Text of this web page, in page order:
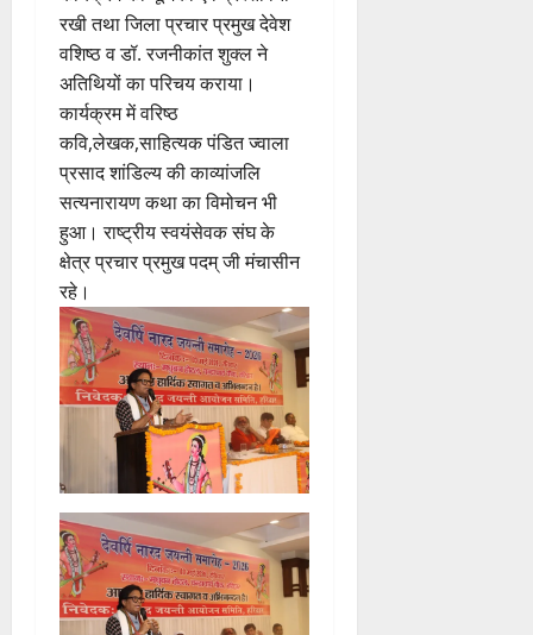
रखी तथा जिला प्रचार प्रमुख देवेश
वशिष्ठ व डॉ. रजनीकांत शुक्ल ने
अतिथियों का परिचय कराया।
कार्यक्रम में वरिष्ठ
कवि,लेखक,साहित्यक पंडित ज्वाला
प्रसाद शांडिल्य की काव्यांजलि
सत्यनारायण कथा का विमोचन भी
हुआ। राष्ट्रीय स्वयंसेवक संघ के
क्षेत्र प्रचार प्रमुख पदम् जी मंचासीन
रहे।